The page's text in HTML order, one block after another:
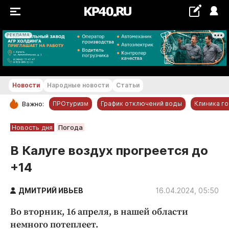
РЕКЛАМА
+22...+23 °С
РУБРИКИ
Новости компаний
Народные новости
Благоустройство
Новости Народные новости Статьи
Важно: ПРОтуризм График отключений воды Клиника
Новость дня Погода
В Калуге воздух прогреется до
+14
ДМИТРИЙ ИВЬЕВ 16.04.2024, 05:50
Во вторник, 16 апреля, в нашей области
немного потеплеет.